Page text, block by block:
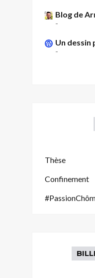
Blog de
-
Un dessin
-
Thèse
Confinement